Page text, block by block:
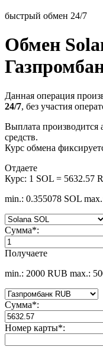
быстрый обмен 24/7
Обмен
Данная операция
24/7, без участия
Выплата производится
средств.
Курс обмена
Отдаете
Курс: 1 SOL = 5632.57
min.: 0.355078 SOL
Сумма*:
Получаете
min.: 2000 RUB max.:
Сумма*:
Номер карты*: